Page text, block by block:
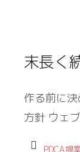
末長く
作る前に
方針 ウェ
PDCA提